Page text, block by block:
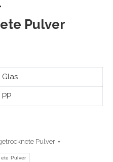
Pulver
Glas
PP
Pulver
Pulver